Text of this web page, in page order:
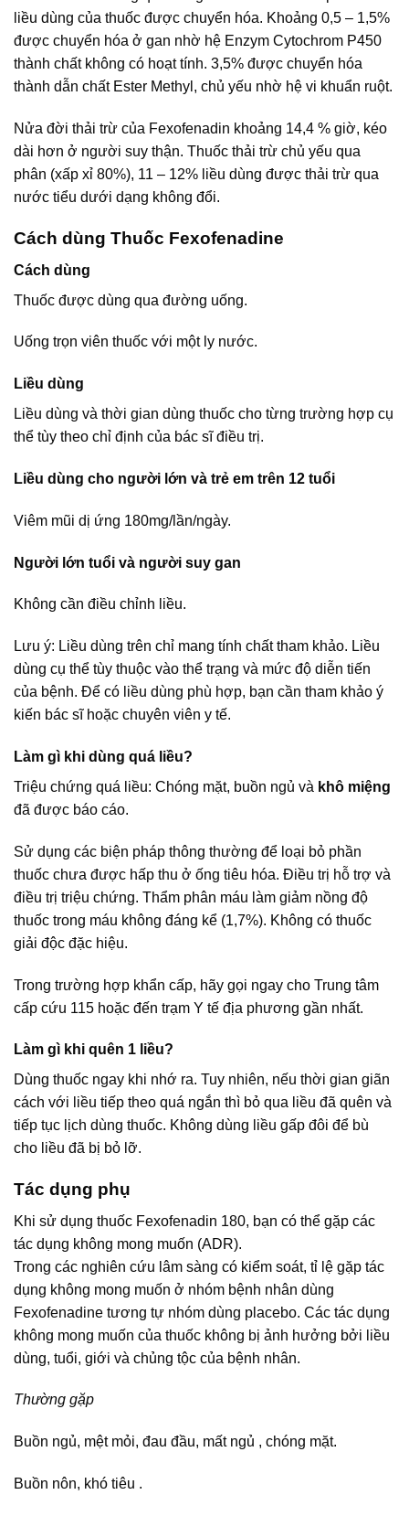
liều dùng của thuốc được chuyển hóa. Khoảng 0,5 – 1,5%
được chuyển hóa ở gan nhờ hệ Enzym Cytochrom P450
thành chất không có hoạt tính. 3,5% được chuyển hóa
thành dẫn chất Ester Methyl, chủ yếu nhờ hệ vi khuẩn ruột.
Nửa đời thải trừ của Fexofenadin khoảng 14,4 % giờ, kéo
dài hơn ở người suy thận. Thuốc thải trừ chủ yếu qua
phân (xấp xỉ 80%), 11 – 12% liều dùng được thải trừ qua
nước tiểu dưới dạng không đổi.
Cách dùng Thuốc Fexofenadine
Cách dùng
Thuốc được dùng qua đường uống.
Uống trọn viên thuốc với một ly nước.
Liều dùng
Liều dùng và thời gian dùng thuốc cho từng trường hợp cụ
thể tùy theo chỉ định của bác sĩ điều trị.
Liều dùng cho người lớn và trẻ em trên 12 tuổi
Viêm mũi dị ứng 180mg/lần/ngày.
Người lớn tuổi và người suy gan
Không cần điều chỉnh liều.
Lưu ý: Liều dùng trên chỉ mang tính chất tham khảo. Liều
dùng cụ thể tùy thuộc vào thể trạng và mức độ diễn tiến
của bệnh. Để có liều dùng phù hợp, bạn cần tham khảo ý
kiến bác sĩ hoặc chuyên viên y tế.
Làm gì khi dùng quá liều?
Triệu chứng quá liều: Chóng mặt, buồn ngủ và khô miệng
đã được báo cáo.
Sử dụng các biện pháp thông thường để loại bỏ phần
thuốc chưa được hấp thu ở ống tiêu hóa. Điều trị hỗ trợ và
điều trị triệu chứng. Thẩm phân máu làm giảm nồng độ
thuốc trong máu không đáng kể (1,7%). Không có thuốc
giải độc đặc hiệu.
Trong trường hợp khẩn cấp, hãy gọi ngay cho Trung tâm
cấp cứu 115 hoặc đến trạm Y tế địa phương gần nhất.
Làm gì khi quên 1 liều?
Dùng thuốc ngay khi nhớ ra. Tuy nhiên, nếu thời gian giãn
cách với liều tiếp theo quá ngắn thì bỏ qua liều đã quên và
tiếp tục lịch dùng thuốc. Không dùng liều gấp đôi để bù
cho liều đã bị bỏ lỡ.
Tác dụng phụ
Khi sử dụng thuốc Fexofenadin 180, bạn có thể gặp các
tác dụng không mong muốn (ADR).
Trong các nghiên cứu lâm sàng có kiểm soát, tỉ lệ gặp tác
dụng không mong muốn ở nhóm bệnh nhân dùng
Fexofenadine tương tự nhóm dùng placebo. Các tác dụng
không mong muốn của thuốc không bị ảnh hưởng bởi liều
dùng, tuổi, giới và chủng tộc của bệnh nhân.
Thường gặp
Buồn ngủ, mệt mỏi, đau đầu, mất ngủ , chóng mặt.
Buồn nôn, khó tiêu .